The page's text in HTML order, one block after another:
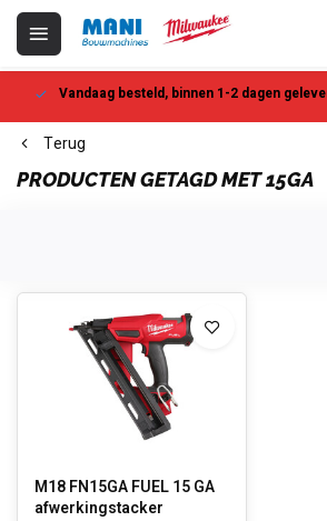
Vandaag besteld, binnen 1-2 dagen geleverd*
Terug
PRODUCTEN GETAGD MET 15GA
M18 FN15GA FUEL 15 GA
afwerkingstacker